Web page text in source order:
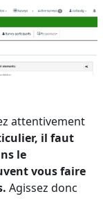
attentivement
il faut
le
vous faire
Agissez donc